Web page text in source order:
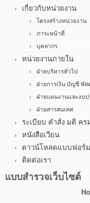
เกี่ยวกับหน่วยงาน
โครงสร้างหน่วยงาน
ภาระหน้าที่
บุคลากร
หน่วยงานภายใน
ฝ่ายบริหารทั่วไป
ฝ่ายการเงิน บัญชี พัส
ฝ่ายแผนงานและงบ
ฝ่ายสารสนเทศ
ระเบียบ คำสั่ง มติ คร
หนังสือเวียน
ดาวน์โหลดแบบฟอร์
ติดต่อเรา
แบบสำรวจเว็บไซต์